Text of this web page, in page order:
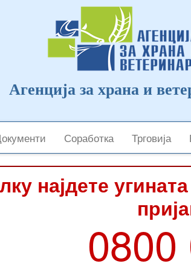
Агенција за храна и
Соработка Трговија
најдете
0800